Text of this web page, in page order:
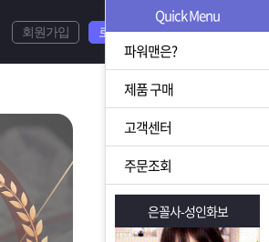
회원가입 로그인
Quick Menu
파워맨은?
제품 구매
고객센터
주문조회
은꼴사-성인화보 은꼴사-성인화보